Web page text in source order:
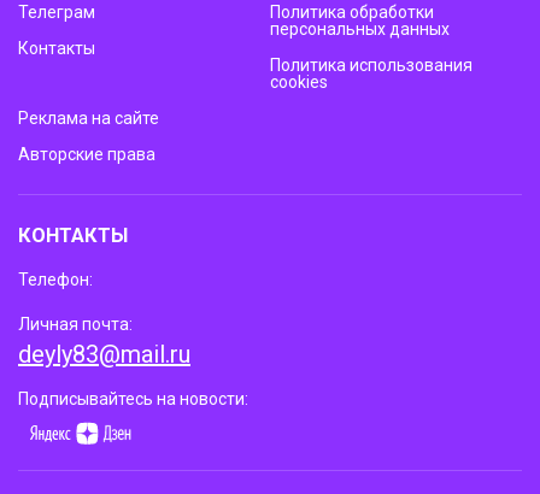
Телеграм
Контакты
Политика обработки
персональных данных
Политика использования
cookies
Реклама на сайте
Авторские права
КОНТАКТЫ
Телефон:
Личная почта:
deyly83@mail.ru
Подписывайтесь на новости: